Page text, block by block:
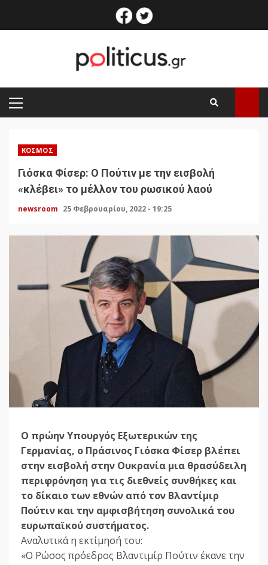
facebook
PRIMARY
MENU
ΚΌΣΜΟΣ
Γιόσκα Φίσερ: Ο Πούτιν με την εισβολή
«κλέβει» το μέλλον του ρωσικού λαού
newsroom 25 Φεβρουαρίου, 2022 - 19:25
Ο πρώην Υπουργός Εξωτερικών της
Γερμανίας, ο Πράσινος Γιόσκα Φίσερ βλέπει
στην εισβολή στην Ουκρανία μια θρασύδειλη
περιφρόνηση για τις διεθνείς συνθήκες και
το δίκαιο των εθνών από τον Βλαντίμιρ
Πούτιν και την αμφισβήτηση συνολικά του
ευρωπαϊκού συστήματος.
Αναλυτικά η εκτίμησή του:
«Ο Ρώσος πρόεδρος Βλαντιμίρ Πούτιν έκανε την